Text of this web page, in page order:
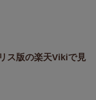
ス版の楽天Vikiで見